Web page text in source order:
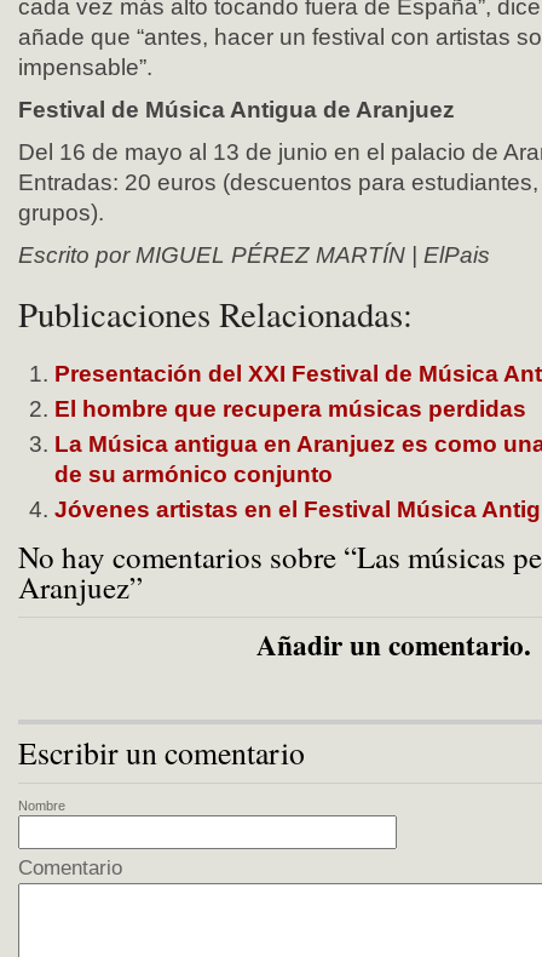
cada vez más alto tocando fuera de España”,
añade que “antes, hacer un festival con artistas
impensable”.
Festival de Música Antigua de Aranjuez
Del 16 de mayo al 13 de junio en el palacio de
Entradas: 20 euros (descuentos para
grupos).
Escrito por MIGUEL PÉREZ MARTÍN | ElPais
Publicaciones Relacionadas:
Presentación del XXI Festival de Música
El hombre que recupera músicas perdidas
La Música antigua en Aranjuez es como
de su armónico conjunto
Jóvenes artistas en el Festival Música
No hay comentarios sobre “Las músicas
Aranjuez”
Añadir un comentario.
Escribir un comentario
Nombre
Comentario